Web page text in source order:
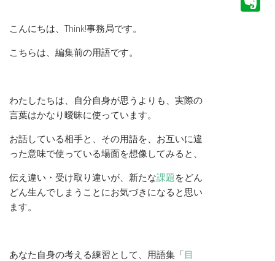
こんにちは、Think!事務局です。
こちらは、編集前の用語です。
わたしたちは、自分自身が思うよりも、実際の
言葉はかなり曖昧に使っています。
お話している相手と、その用語を、お互いに違
った意味で使っている場面を想像してみると、
伝え違い・受け取り違いが、新たな課題をどん
どん生んでしまうことにお気づきになると思い
ます。
あなた自身の考える練習として、用語集「目